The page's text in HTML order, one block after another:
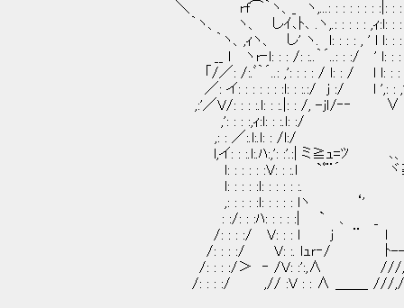
＼ rf⌒｀ヽ、_ ヽ,...: : : : : : : :|: : : : : :
｀ヽ、 ヽ、 しｲ､ﾄ､ .ヽ,.: : : : : ,ｨ:l: : : : : :
｀ヽ、,ｨヽ、 し' ヽ. l: : : : , ' l l: : : l: : :
__ l ヽr‐l: : : /: :..｀´..: : :/ ' l: : : lV: : : :
「/／: /:.ﾞ｀´..: ,': : : : / l: : / l l: : : l V: :
／: イ: : : : : : :l: : :.:/ ｊ :/ l ',: : ,' V: : :
,:'／V/: : : :.l: : :.|: : /, -ｊｌ/‐‐ ∨ _ V: :
,': : : :,ｨ:l: : :.l: :/ ｀ヽ.: l: : :
,: : ／:.l:.l: : /l:/ :l : : :
l,イ: : :.l:.ﾊ:,': :'.:| ミ≧ｭ=ﾂ ､、 :l: :
l: : : : : :V: : :.l `ﾟ¨´ ヾ≧ｘｼ /l: :./
l: : : : :l: : : : : :. /).l:/ ,': :
,: : : : :l: : : : : lヽ ‘' ／- /:
: :/: : :ﾊ: : : : :| ` 、 _ ´ /: :
/: : : :/ V: : : l j ¨ l ／: : :
/: : : :/ V: :. ｌｭｒ‐/ ﾄ--‐ｧ:.'´: :
/: : : :/＞ ‐ /V: :':,∧ ///,/: : : : /
/: : : :/ ,// :V : : ∧ ＿＿_ ///,/ : : : :